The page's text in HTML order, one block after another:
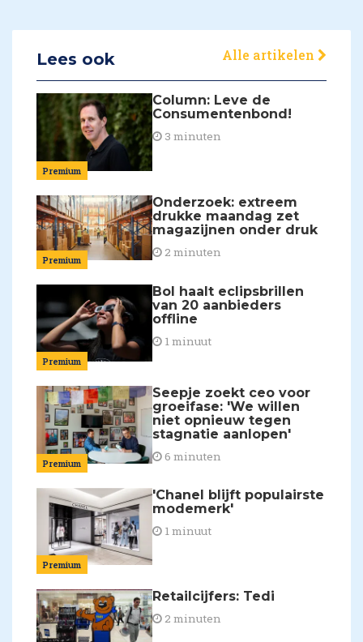
Lees ook Alle artikelen
Premium
Column: Leve de
Consumentenbond!
3 minuten
Premium
Onderzoek: extreem
drukke maandag zet
magazijnen onder druk
2 minuten
Premium
Bol haalt eclipsbrillen
van 20 aanbieders
offline
1 minuut
Premium
Seepje zoekt ceo voor
groeifase: 'We willen
niet opnieuw tegen
stagnatie aanlopen'
6 minuten
Premium
'Chanel blijft populairste
modemerk'
1 minuut
Retailcijfers: Tedi
2 minuten